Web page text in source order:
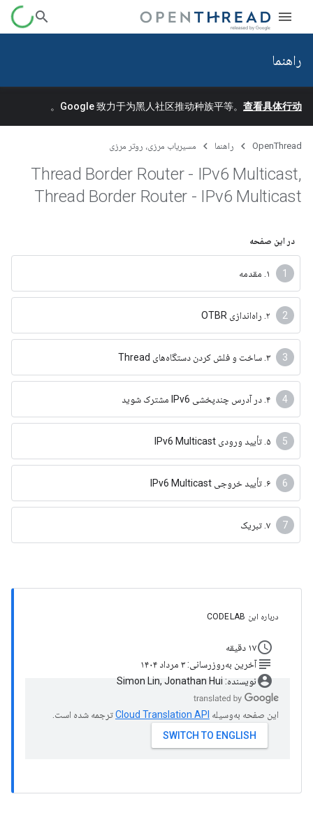
راهنما
Google 致力于为黑人社区推动种族平等。 查看具体行动
。
OpenThread راهنما مسیریاب مرزی، روتر مرزی
Thread Border Router - IPv6 Multicast,
Thread Border Router - IPv6 Multicast
در این صفحه
۱. مقدمه
۲. راه‌اندازی OTBR
۳. ساخت و فلش کردن دستگاه‌های Thread
۴. در آدرس چندپخشی IPv6 مشترک شوید
۵. تأیید ورودی IPv6 Multicast
۶. تأیید خروجی IPv6 Multicast
۷. تبریک
درباره این CODELAB
schedule۱۷ دقیقه
subjectآخرین به‌روزرسانی: ۳ مرداد ۱۴۰۴
account_circleنویسنده: Simon Lin, Jonathan Hui
این صفحه به‌وسیله ترجمه شده است.